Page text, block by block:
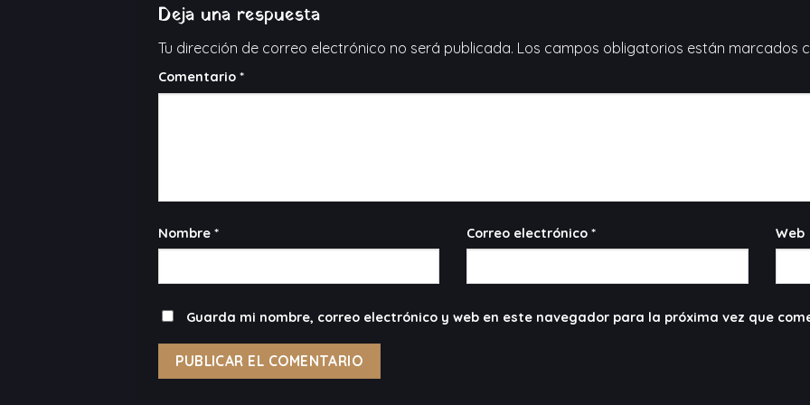
Deja una respuesta
Tu dirección de correo electrónico no será publicada. Los campos obligatorios están marcados
Comentario *
Nombre * Correo electrónico* Web
Guarda mi nombre, correo electrónico y web en este navegador para la próxima vez que